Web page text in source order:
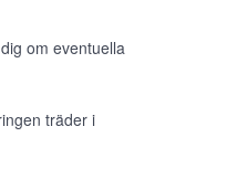
om eventuella
träder i